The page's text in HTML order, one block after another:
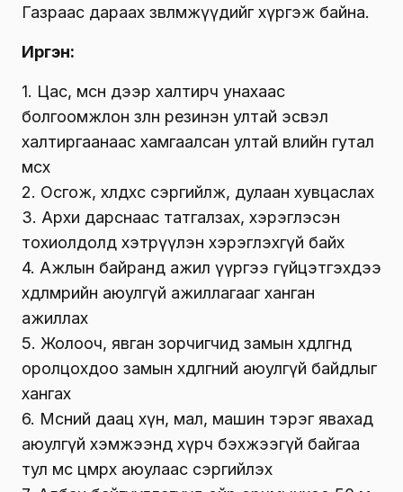
Газраас дараах зөвлөмжүүдийг хүргэж байна.
Иргэн:
1. Цас, мөсөн дээр халтирч унахаас
болгоомжлон зөөлөн резинэн ултай эсвэл
халтиргаанаас хамгаалсан ултай өвлийн гутал
өмсөх
2. Осгож, хөлдөхөөс сэргийлж, дулаан хувцаслах
3. Архи дарснаас татгалзах, хэрэглэсэн
тохиолдолд хэтрүүлэн хэрэглэхгүй байх
4. Ажлын байранд ажил үүргээ гүйцэтгэхдээ
хөдөлмөрийн аюулгүй ажиллагааг ханган
ажиллах
5. Жолооч, явган зорчигчид замын хөдөлгөөнд
оролцохдоо замын хөдөлгөөний аюулгүй байдлыг
хангах
6. Мөсний даац хүн, мал, машин тэрэг явахад
аюулгүй хэмжээнд хүрч бэхжээгүй байгаа
тул мөс цөмрөх аюулаас сэргийлэх